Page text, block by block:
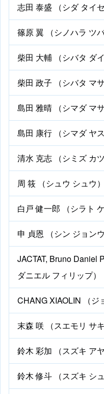
志田 泰盛 （シダ タイセ
篠原 翼 （シノハラ ツバ
柴田 大輔 （シバタ ダイ
柴田 政子 （シバタ マサ
島田 雅晴 （シマダ マサ
島田 康行 （シマダ ヤス
清水 克志 （シミズ カツ
周 筱 （シュウ シュウ）
白戸 健一郎 （シラト
申 貞恩 （シン ジョンウ
JACTAT, Bruno Daniel
ダニエル フィリップ）
CHANG XIAOLIN （ジ
末森 咲 （スエモリ サキ
鈴木 彩加 （スズキ アヤ
鈴木 修斗 （スズキ シュ